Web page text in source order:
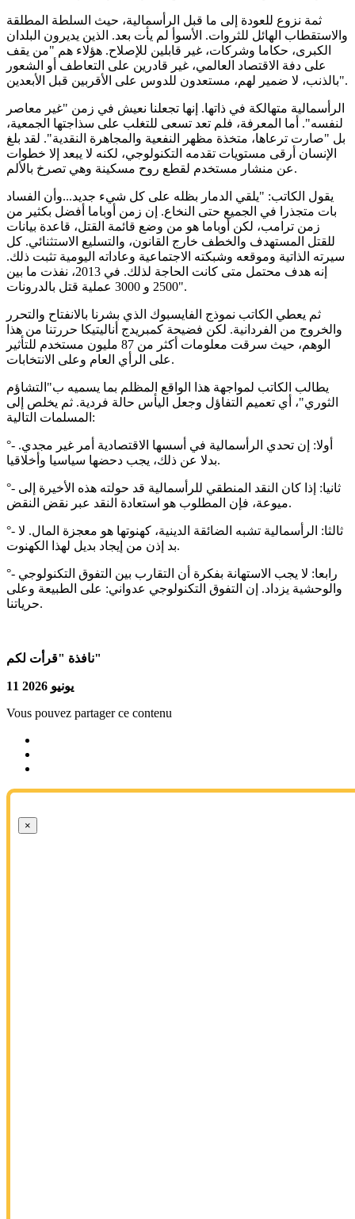
ثمة نزوع للعودة إلى ما قبل الرأسمالية، حيث السلطة المطلقة
والاستقطاب الهائل للثروات. الأسوأ لم يأت بعد. الذين يديرون البلدان
الكبرى، حكاما وشركات، غير قابلين للإصلاح. هؤلاء هم "من يقف
على دفة الاقتصاد العالمي، غير قادرين على التعاطف أو الشعور
بالذنب، لا ضمير لهم، مستعدون للدوس على الأقربين قبل الأبعدين".
الرأسمالية متهالكة في ذاتها. إنها تجعلنا نعيش في زمن "غير معاصر
لنفسه". أما المعرفة، فلم تعد تسعى للتغلب على سذاجتها الجمعية،
بل "صارت ترعاها، متخذة مظهر النفعية والمجاهرة النقدية". لقد بلغ
الإنسان أرقى مستويات تقدمه التكنولوجي، لكنه لا يبعد إلا خطوات
عن منشار مستخدم لقطع روح مسكينة وهي تصرخ بالألم.
يقول الكاتب: "يلقي الدمار بظله على كل شيء جديد...وأن الفساد
بات متجذرا في الجميع حتى النخاع. إن زمن أوباما أفضل بكثير من
زمن ترامب، لكن أوباما هو من وضع قائمة القتل، قاعدة بيانات
للقتل المستهدف والخطف خارج القانون، والتسليع الاستثنائي. كل
سيرته الذاتية وموقعه وشبكته الاجتماعية وعاداته اليومية تثبت ذلك.
إنه هدف محتمل متى كانت الحاجة لذلك. في 2013، نفذت ما بين
2500 و 3000 عملية قتل بالدرونات".
ثم يعطي الكاتب نموذج الفايسبوك الذي بشرنا بالانفتاح والتحرر
والخروج من الفردانية. لكن فضيحة كمبريدج أناليتيكا حررتنا من هذا
الوهم، حيث سرقت معلومات أكثر من 87 مليون مستخدم للتأثير
على الرأي العام وعلى الانتخابات.
يطالب الكاتب لمواجهة هذا الواقع المظلم بما يسميه ب"التشاؤم
الثوري"، أي تعميم التفاؤل وجعل اليأس حالة فردية. ثم يخلص إلى
المسلمات التالية:
°- أولا: إن تحدي الرأسمالية في أسسها الاقتصادية أمر غير مجدي.
بدلا عن ذلك، يجب دحضها سياسيا وأخلاقيا.
°- ثانيا: إذا كان النقد المنطقي للرأسمالية قد حولته هذه الأخيرة إلى
ميوعة، فإن المطلوب هو استعادة النقد عبر نقض النقض.
°- ثالثا: الرأسمالية تشبه الضائقة الدينية، كهنوتها هو معجزة المال. لا
بد إذن من إيجاد بديل لهذا الكهنوت.
°- رابعا: لا يجب الاستهانة بفكرة أن التقارب بين التفوق التكنولوجي
والوحشية يزداد. إن التفوق التكنولوجي عدواني: على الطبيعة وعلى
حرياتنا.
نافذة "قرأت لكم"
11 يونيو 2026
Vous pouvez partager ce contenu
×